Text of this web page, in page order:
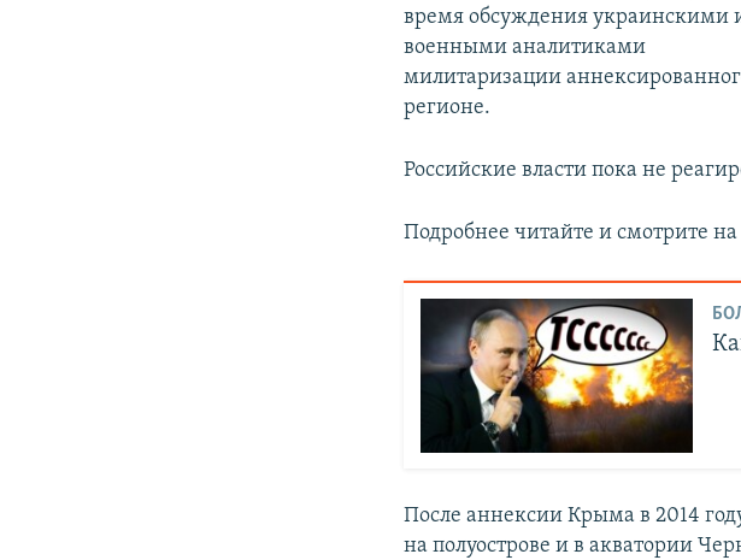
время обсуждения
военными аналитиками
милитаризации
регионе.
Российские власти пока не
Подробнее читайте и смотрите
После аннексии Крыма в 2014
на полуострове и в акватории